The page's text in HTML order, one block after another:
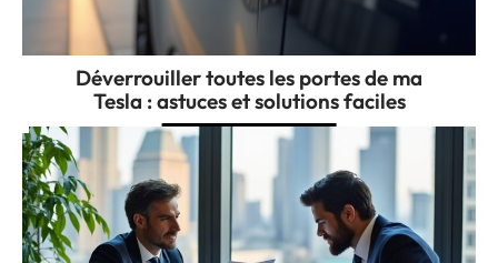
Déverrouiller toutes les portes de ma
Tesla : astuces et solutions faciles